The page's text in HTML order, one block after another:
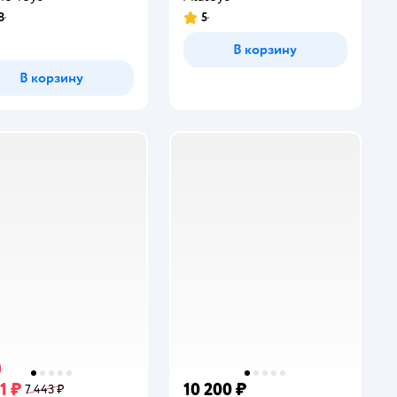
В корзину
Рейтинг:
5
В корзину
₽ 7 443 ₽ 10 200 ₽